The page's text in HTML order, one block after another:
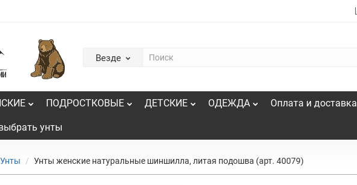
Везде
ПОДРОСТКОВЫЕ ДЕТСКИЕ ОДЕЖДА Оплата и доставка
унты
Унты Унты женские натуральные шиншилла, литая подошва (арт. 40079)